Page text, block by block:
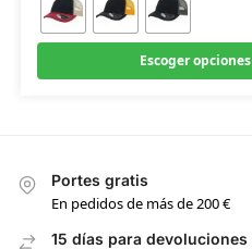
Escoger opciones
Portes gratis
En pedidos de más de 200 €
15 días para devoluciones